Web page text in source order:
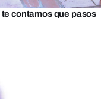
contamos que pasos